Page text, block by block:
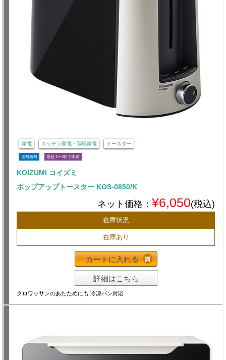
家電 キッチン家電・調理家電 トースター
送料無料 最短 1〜3日で出荷
KOIZUMI コイズミ
ポップアップトースター KOS-0850/K
ネット価格： ¥6,050(税込)
在庫状況
在庫あり
カートに入れる
詳細はこちら
クロワッサンのあたためにも 冷凍パン対応